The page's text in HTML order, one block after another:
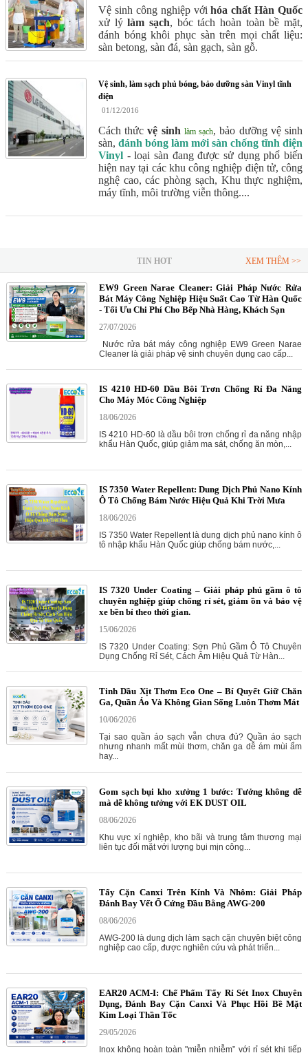
Vệ sinh công nghiệp vớihóa chất Hàn Quốc
xử lýlàm sạch, bóc tách hoàn toàn bề mặt,
đánh bóng khôi phục sàn trên mọi chất liệu:
sàn betong, sàn đá, sàn gạch, sàn gỗ.
Vệ sinh, làm sạch phủ bóng, bảo dưỡng sàn Vinyl tĩnh
điện
01/12/2016
Cách thứcvệ sinh làm sạch, bảo dưỡng vệ sinh
sàn, đánh bóng làm mới sàn chống tĩnh điện
Vinyl - loại sàn đang được sử dụng phổ biến
hiện nay tại các khu công nghiệp điện tử, công
nghệ cao, các phòng sạch, Khu thực nghiệm,
máy tĩnh, môi trường viễn thông....
TIN HOT XEM THÊM >>
EW9 Green Narae Cleaner: Giải Pháp Nước Rửa
Bát Máy Công Nghiệp Hiệu Suất Cao Từ Hàn Quốc
- Tối Ưu Chi Phí Cho Bếp Nhà Hàng, Khách Sạn
27/07/2026
Nước rửa bát máy công nghiệp EW9 Green Narae
Cleaner là giải pháp vệ sinh chuyên dụng cao cấp...
IS 4210 HD-60 Dầu Bôi Trơn Chống Rỉ Đa Năng
Cho Máy Móc Công Nghiệp
18/06/2026
IS 4210 HD-60 là dầu bôi trơn chống rỉ đa năng nhập
khẩu Hàn Quốc, giúp giảm ma sát, chống ăn mòn,...
IS 7350 Water Repellent: Dung Dịch Phủ Nano Kính
Ô Tô Chống Bám Nước Hiệu Quả Khi Trời Mưa
18/06/2026
IS 7350 Water Repellent là dung dịch phủ nano kính ô
tô nhập khẩu Hàn Quốc giúp chống bám nước,...
IS 7320 Under Coating – Giải pháp phủ gầm ô tô
chuyên nghiệp giúp chống rỉ sét, giảm ồn và bảo vệ
xe bền bỉ theo thời gian.
15/06/2026
IS 7320 Under Coating: Sơn Phủ Gầm Ô Tô Chuyên
Dụng Chống Rỉ Sét, Cách Âm Hiệu Quả Từ Hàn...
Tinh Dầu Xịt Thơm Eco One – Bí Quyết Giữ Chăn
Ga, Quần Áo Và Không Gian Sống Luôn Thơm Mát
10/06/2026
Tại sao quần áo sạch vẫn chưa đủ? Quần áo sạch
nhưng nhanh mất mùi thơm, chăn ga dễ ám mùi ẩm
hay...
Gom sạch bụi kho xưởng 1 bước: Tưởng không dễ
mà dễ không tưởng với EK DUST OIL
08/06/2026
Khu vực xí nghiệp, kho bãi và trung tâm thương mại
liên tục đối mặt với lượng bụi mịn công...
Tẩy Cặn Canxi Trên Kính Và Nhôm: Giải Pháp
Đánh Bay Vết Ố Cứng Đầu Bằng AWG-200
08/06/2026
AWG-200 là dung dịch làm sạch cặn chuyên biệt công
nghiệp cao cấp, được nghiên cứu và phát triển...
EAR20 ACM-I: Chế Phẩm Tẩy Rỉ Sét Inox Chuyên
Dụng, Đánh Bay Cặn Canxi Và Phục Hồi Bề Mặt
Kim Loại Thần Tốc
29/05/2026
Inox không hoàn toàn "miễn nhiễm” với rỉ sét khi tiếp